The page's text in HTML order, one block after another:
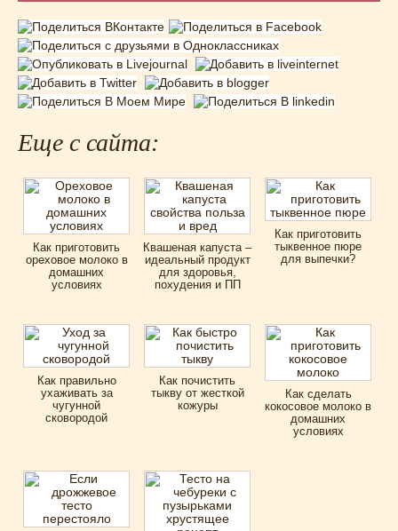
Еще с сайта:
Как приготовить
ореховое молоко в
домашних
условиях
Квашеная капуста –
идеальный продукт
для здоровья,
похудения и ПП
Как приготовить
тыквенное пюре
для выпечки?
Как правильно
ухаживать за
чугунной
сковородой
Как почистить
тыкву от жесткой
кожуры
Как сделать
кокосовое молоко в
домашних
условиях